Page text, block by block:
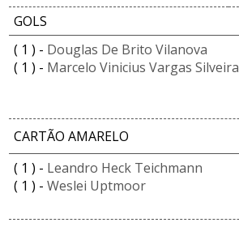
GOLS
( 1 ) - Douglas De Brito Vilanova
( 1 ) - Marcelo Vinicius Vargas Silveira
CARTÃO AMARELO
( 1 ) - Leandro Heck Teichmann
( 1 ) - Weslei Uptmoor